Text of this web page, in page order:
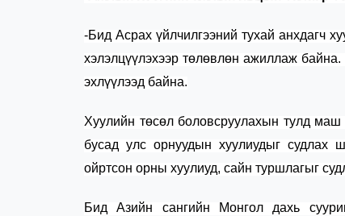
-Бид Асрах үйлчилгээний тухай анхдагч
хэлэлцүүлэхээр төлөвлөн ажиллаж
эхлүүлээд байна.
Хуулийн төсөл боловсруулахын тулд маш
бусад улс орнуудын хуулиудыг судлах
ойртсон орны хуулиуд, сайн туршлагыг
Бид Азийн сангийн Монгол дахь